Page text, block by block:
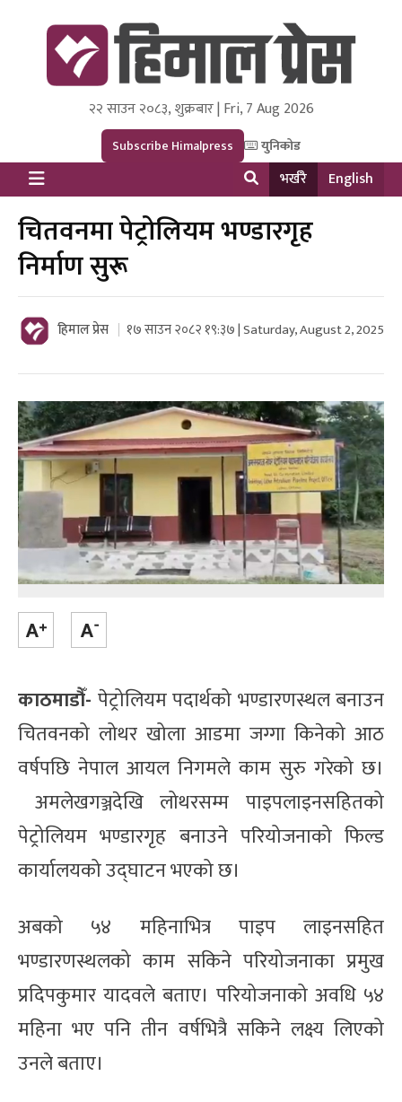
Himal Press
Dot NewsyNepal Media and Research Pvt Ltd.
२२ साउन २०८३, शुक्रबार | Fri, 7 Aug 2026
Subscribe Himalpress युनिकोड
भर्खरै English
चितवनमा पेट्रोलियम भण्डारगृह
निर्माण सुरू
हिमाल प्रेस १७ साउन २०८२ १९:३७ | Saturday, August 2, 2025
काठमाडौँ- पेट्रोलियम पदार्थको भण्डारणस्थल बनाउन
चितवनको लोथर खोला आडमा जग्गा किनेको आठ
वर्षपछि नेपाल आयल निगमले काम सुरु गरेको छ।
अमलेखगञ्जदेखि लोथरसम्म पाइपलाइनसहितको
पेट्रोलियम भण्डारगृह बनाउने परियोजनाको फिल्ड
कार्यालयको उद्घाटन भएको छ।
अबको ५४ महिनाभित्र पाइप लाइनसहित
भण्डारणस्थलको काम सकिने परियोजनाका प्रमुख
प्रदिपकुमार यादवले बताए। परियोजनाको अवधि ५४
महिना भए पनि तीन वर्षभित्रै सकिने लक्ष्य लिएको
उनले बताए।